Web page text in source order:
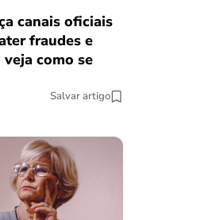
canais oficiais
fraudes e
como se
Salvar artigo